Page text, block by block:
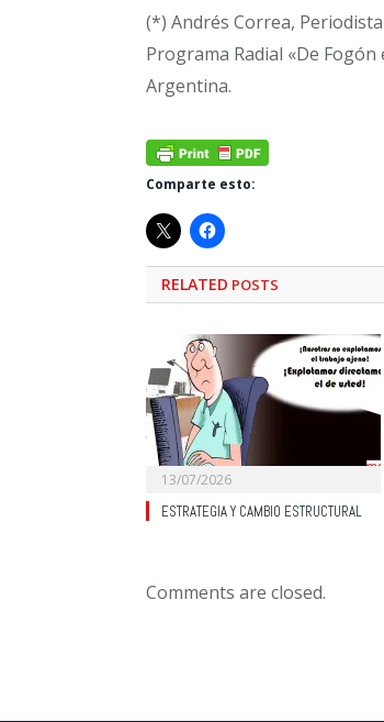
(*) Andrés Correa,
Programa Radial «De
Argentina.
Comparte esto:
RELATED POSTS
13/07/2026
ESTRATEGIA Y CAMBIO ESTRUCTURAL
Comments are closed.